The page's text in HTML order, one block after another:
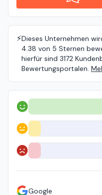
⚡️Dieses Unternehmen
4.38 von 5 Sternen
hierfür sind 3172
Bewertungsportalen.
Positiv
Neutral
Negativ
Google